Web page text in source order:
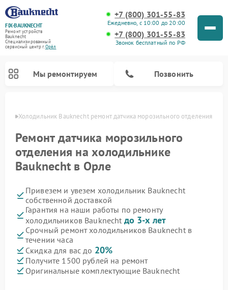
FIX-BAUKNECHT
Ремонт устройств
Bauknecht
Специализированный
cервисный центр г.Орёл
+7 (800) 301-55-83
Ежедневно, с 10:00 до 20:00
+7 (800) 301-55-83
Звонок бесплатный по РФ
Мы ремонтируем Позвонить
Холодильник Bauknecht ремонт датчика морозильного отделения
Ремонт датчика морозильного
отделения на холодильнике
Bauknecht в Орле
Привезем и увезем холодильник Bauknecht
собственной доставкой
Гарантия на наши работы по ремонту
холодильников Bauknecht до 3-х лет
Срочный ремонт холодильников Bauknecht в
течении часа
Скидка для вас до 20%
Получите 1500 рублей на ремонт
Оригинальные комплектующие Bauknecht